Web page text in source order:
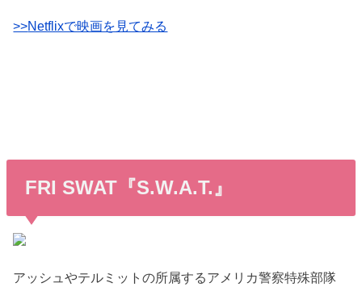
>>Netflixで映画を見てみる
FRI SWAT『S.W.A.T.』
アッシュやテルミットの所属するアメリカ警察特殊部隊